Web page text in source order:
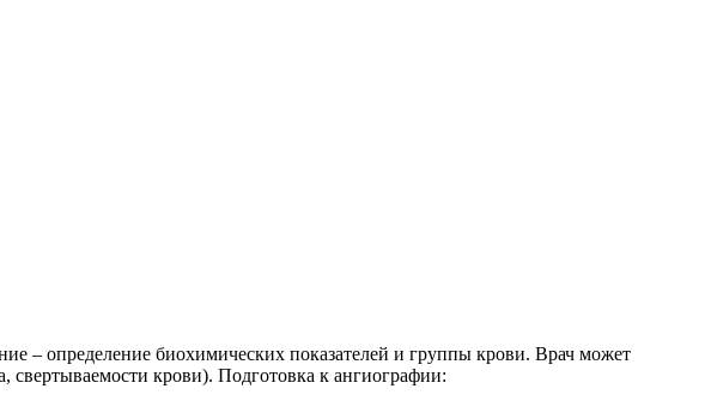
– определение биохимических показателей и группы крови. Врач может
свертываемости крови). Подготовка к ангиографии: